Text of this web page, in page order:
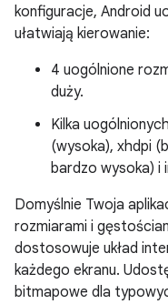
konfiguracje, Android
ułatwiają kierowanie:
4 uogólnione
duży.
Kilka
(wysoka), xhdpi
bardzo wysoka) i
Domyślnie Twoja
rozmiarami i
dostosowuje układ
każdego ekranu.
bitmapowe dla